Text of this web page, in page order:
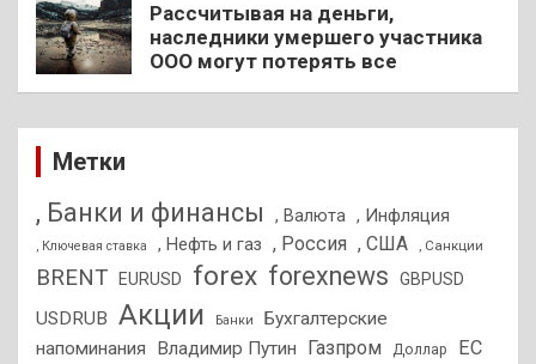
Рассчитывая на деньги,
наследники умершего участника
ООО могут потерять все
Метки
, Банки и финансы , Валюта , Инфляция
, Ключевая ставка , Нефть и газ , Россия , США , Санкции
BRENT EURUSD forex forexnews GBPUSD
USDRUB Акции Банки
Бухгалтерские
напоминания
Владимир Путин Газпром Доллар ЕС